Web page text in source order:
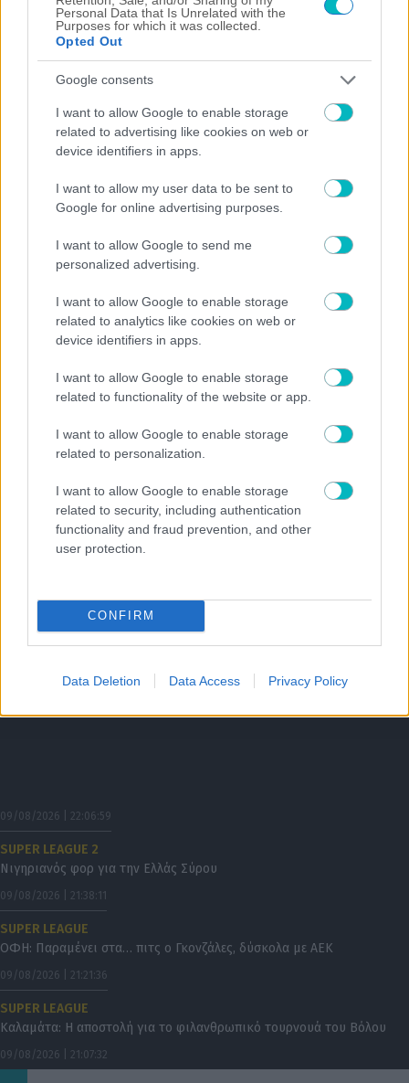
Personal Data that Is Unrelated with the
Purposes for which it was collected.
Opted Out
Google consents
I want to allow Google to enable storage
related to advertising like cookies on web or
device identifiers in apps.
I want to allow my user data to be sent to
Google for online advertising purposes.
I want to allow Google to send me
personalized advertising.
I want to allow Google to enable storage
related to analytics like cookies on web or
device identifiers in apps.
I want to allow Google to enable storage
related to functionality of the website or app.
I want to allow Google to enable storage
related to personalization.
I want to allow Google to enable storage
related to security, including authentication
functionality and fraud prevention, and other
user protection.
CONFIRM
Data Deletion Data Access Privacy Policy
10/08/2026 | 09:00:53
Πρόταση της Ιντερνασιονάλ για Ελίασον – Ενδιαφέρονται και άλλες
δύο βραζιλιάνικες ομάδες
10/08/2026 | 00:34:23
Γιάννης Κορομηλάς
Η μέρα που άλλαξε πολλά…
SUPER LEAGUE 2
09/08/2026 | 22:36:08
Μετακομίζει στην Τουρκία ο Κυζιρίδης για λογαριασμό της Τσορούμ
ΠΟΔΟΣΦΑΙΡΟ ΑΕΚ
Μπαλάρα και γκολάρες: Η παρακάμερα του ΑΕΚ-Athens Kallithea 4-0
09/08/2026 | 22:06:59
SUPER LEAGUE 2
Νιγηριανός φορ για την Ελλάς Σύρου
09/08/2026 | 21:38:11
SUPER LEAGUE
ΟΦΗ: Παραμένει στα… πιτς ο Γκονζάλες, δύσκολα με ΑΕΚ
09/08/2026 | 21:21:36
SUPER LEAGUE
Καλαμάτα: Η αποστολή για το φιλανθρωπικό τουρνουά του Βόλου
09/08/2026 | 21:07:32